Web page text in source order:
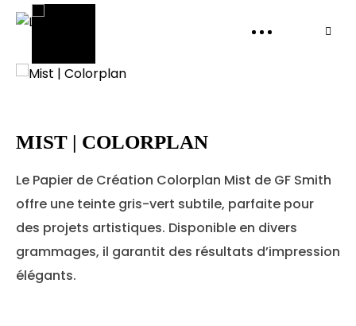
MIST | COLORPLAN
Le Papier de Création Colorplan Mist de GF Smith
offre une teinte gris-vert subtile, parfaite pour
des projets artistiques. Disponible en divers
grammages, il garantit des résultats d’impression
élégants.